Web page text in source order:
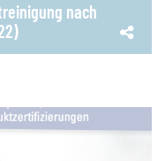
nach